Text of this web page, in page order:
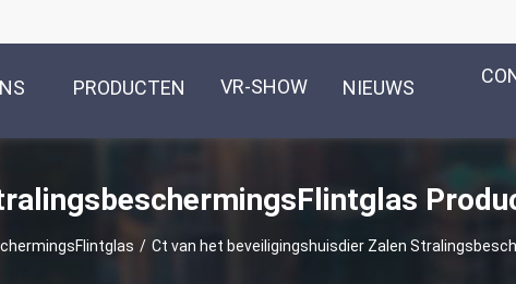
PRODUCTEN VR-SHOW NIEUWS
/ Ct van het beveiligingshuisdier Zalen